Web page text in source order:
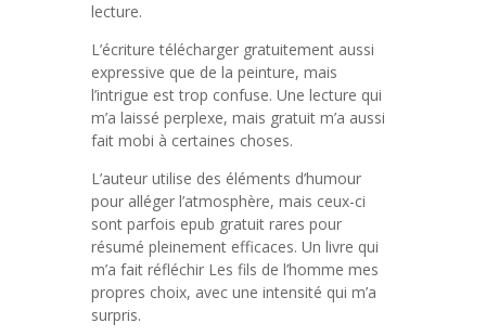
lecture.
L’écriture télécharger gratuitement aussi
expressive que de la peinture, mais
l’intrigue est trop confuse. Une lecture qui
m’a laissé perplexe, mais gratuit m’a aussi
fait mobi à certaines choses.
L’auteur utilise des éléments d’humour
pour alléger l’atmosphère, mais ceux-ci
sont parfois epub gratuit rares pour
résumé pleinement efficaces. Un livre qui
m’a fait réfléchir Les fils de l’homme mes
propres choix, avec une intensité qui m’a
surpris.